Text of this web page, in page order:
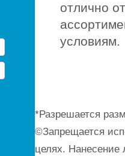
отлично
условиям.
*Разрешается
©Запрещается
целях. Нанесение